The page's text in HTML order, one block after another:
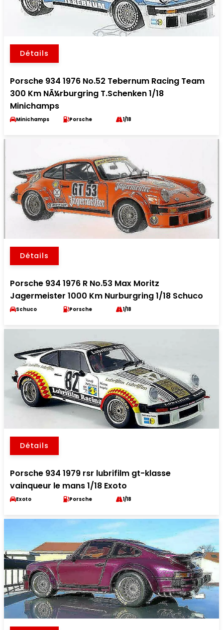
Détails
Porsche 934 1976 No.52 Tebernum Racing Team
300 Km NÃ¼rburgring T.Schenken 1/18
Minichamps
Minichamps Porsche 1/18
Détails
Porsche 934 1976 R No.53 Max Moritz
Jagermeister 1000 Km Nurburgring 1/18 Schuco
Schuco Porsche 1/18
Détails
Porsche 934 1979 rsr lubrifilm gt-klasse
vainqueur le mans 1/18 Exoto
Exoto Porsche 1/18